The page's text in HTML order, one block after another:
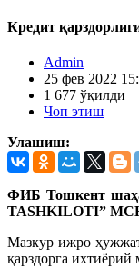
Кредит
Admin
25 фев 2022
1 677 ўқилди
Чоп этиш
Улашиш:
ФИБ Тошкент
TASHKILOTI”
Мазкур ижро
қарздорга ихтиёрий